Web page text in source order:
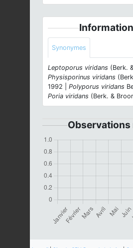
Synonymes
Leptoporus viridans (Berk.
Physisporinus viridans
1992 | Polyporus viridans
Poria viridans (Berk. &
Observations